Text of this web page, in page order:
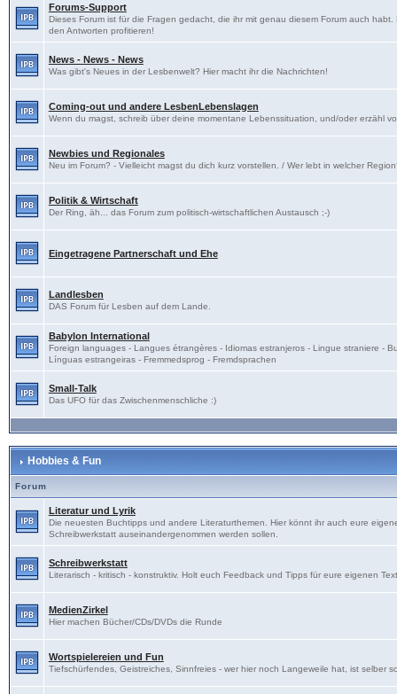
Forums-Support
Dieses Forum ist für die Fragen gedacht, die ihr mit genau diesem Forum auch
den Antworten profitieren!
News - News - News
Was gibt's Neues in der Lesbenwelt? Hier macht ihr die Nachrichten!
Coming-out und andere LesbenLebenslagen
Wenn du magst, schreib über deine momentane Lebenssituation, und/oder erzähl
Newbies und Regionales
Neu im Forum? - Vielleicht magst du dich kurz vorstellen. / Wer lebt in welcher
Politik & Wirtschaft
Der Ring, äh... das Forum zum politisch-wirtschaftlichen Austausch ;-)
Eingetragene Partnerschaft und Ehe
Landlesben
DAS Forum für Lesben auf dem Lande.
Babylon International
Foreign languages - Langues étrangères - Idiomas estranjeros - Lingue straniere -
Línguas estrangeiras - Fremmedsprog - Fremdsprachen
Small-Talk
Das UFO für das Zwischenmenschliche :)
Hobbies & Fun
Forum
Literatur und Lyrik
Die neuesten Buchtipps und andere Literaturthemen. Hier könnt ihr auch eure
Schreibwerkstatt auseinandergenommen werden sollen.
Schreibwerkstatt
Literarisch - kritisch - konstruktiv. Holt euch Feedback und Tipps für eure eigenen
MedienZirkel
Hier machen Bücher/CDs/DVDs die Runde
Wortspielereien und Fun
Tiefschürfendes, Geistreiches, Sinnfreies - wer hier noch Langeweile hat, ist selber